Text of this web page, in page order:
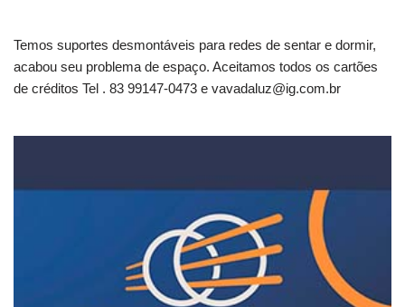
Temos suportes desmontáveis para redes de sentar e dormir,
acabou seu problema de espaço. Aceitamos todos os cartões
de créditos Tel . 83 99147-0473 e vavadaluz@ig.com.br